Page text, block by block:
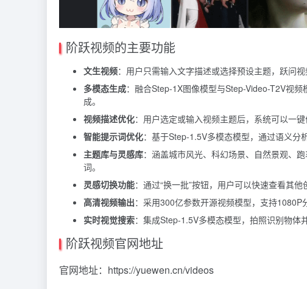
阶跃视频的主要功能
文生视频：用户只需输入文字描述或选择预设主题，跃问
多模态生成：融合Step-1X图像模型与Step-Video-T2V视
成。
视频描述优化：用户选定或输入视频主题后，系统可以一
智能提示词优化：基于Step-1.5V多模态模型，通过语义分
主题库与灵感库：涵盖城市风光、科幻场景、自然景观、
词。
灵感切换功能：通过“换一批”按钮，用户可以快速查看其
高清视频输出：采用300亿参数开源视频模型，支持1080P
实时视觉搜索：集成Step-1.5V多模态模型，拍照识别物体
阶跃视频官网地址
官网地址：https://yuewen.cn/videos